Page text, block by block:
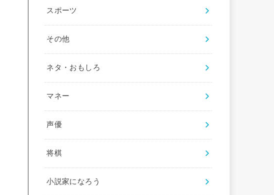
スポーツ
その他
ネタ・おもしろ
マネー
声優
将棋
小説家になろう